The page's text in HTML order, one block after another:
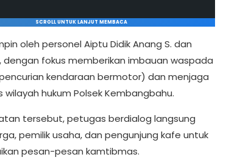
SCROLL UNTUK LANJUT MEMBACA
oleh personel Aiptu Didik Anang S. dan
dengan fokus memberikan imbauan waspada
kendaraan bermotor) dan menjaga
wilayah hukum Polsek Kembangbahu.
tersebut, petugas berdialog langsung
pemilik usaha, dan pengunjung kafe untuk
pesan-pesan kamtibmas.